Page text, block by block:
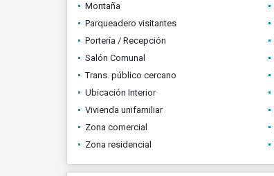
Montaña
Parqueadero visitantes
Portería / Recepción
Salón Comunal
Trans. público cercano
Ubicación Interior
Vivienda unifamiliar
Zona comercial
Zona residencial